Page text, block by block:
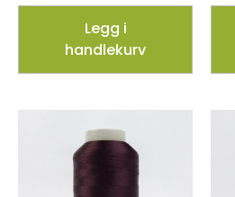
Legg i
handlekurv